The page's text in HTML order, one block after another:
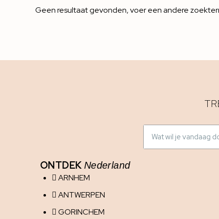
Geen resultaat gevonden, voer een andere
ONTDEK Nederland
ARNHEM
ANTWERPEN
GORINCHEM